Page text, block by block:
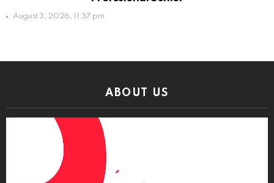
August 3, 2026, 11:37 pm
ABOUT US